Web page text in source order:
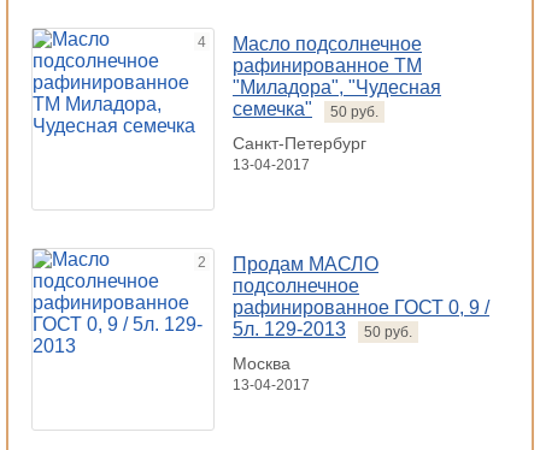
4
Масло подсолнечное
рафинированное ТМ
"Миладора", "Чудесная
семечка"
50 руб.
Санкт-Петербург
13-04-2017
2
Продам МАСЛО
подсолнечное
рафинированное ГОСТ 0, 9 /
5л. 129-2013
50 руб.
Москва
13-04-2017